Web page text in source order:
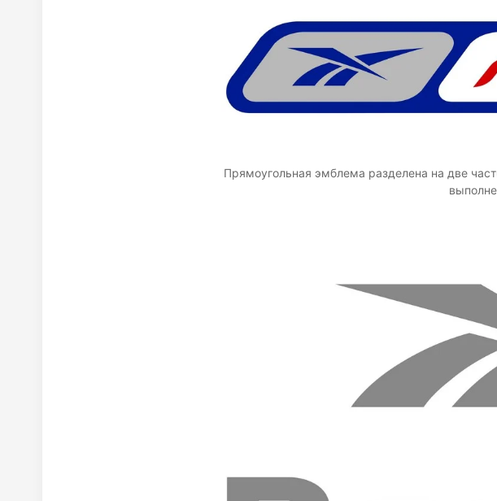
Прямоугольная эмблема разделена на две